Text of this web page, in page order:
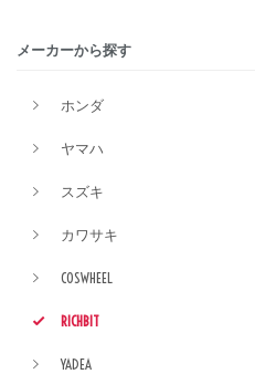
メーカーから探す
ホンダ
ヤマハ
スズキ
カワサキ
COSWHEEL
RICHBIT
YADEA